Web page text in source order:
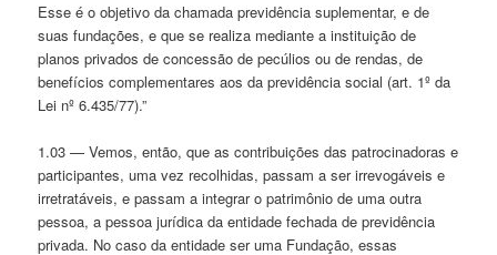
Esse é o objetivo da chamada previdência suplementar, e de
suas fundações, e que se realiza mediante a instituição de
planos privados de concessão de pecúlios ou de rendas, de
benefícios complementares aos da previdência social (art. 1º da
Lei nº 6.435/77).”
1.03 — Vemos, então, que as contribuições das patrocinadoras e
participantes, uma vez recolhidas, passam a ser irrevogáveis e
irretratáveis, e passam a integrar o patrimônio de uma outra
pessoa, a pessoa jurídica da entidade fechada de previdência
privada. No caso da entidade ser uma Fundação, essas